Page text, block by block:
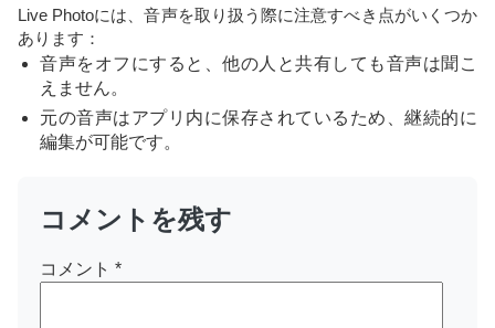
Live Photoには、音声を取り扱う際に注意すべき点がいくつか
あります：
音声をオフにすると、他の人と共有しても音声は聞こ
えません。
元の音声はアプリ内に保存されているため、継続的に
編集が可能です。
コメントを残す
コメント *